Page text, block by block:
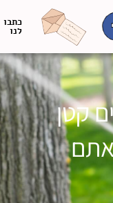
כתבו
לנו
קטן